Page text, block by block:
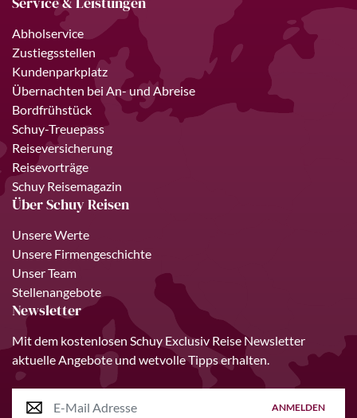
Abholservice
Zustiegsstellen
Kundenparkplatz
Übernachten bei An- und Abreise
Bordfrühstück
Schuy-Treuepass
Reiseversicherung
Reisevorträge
Schuy Reisemagazin
Über Schuy Reisen
Unsere Werte
Unsere Firmengeschichte
Unser Team
Stellenangebote
Newsletter
Mit dem kostenlosen Schuy Exclusiv Reise Newsletter
aktuelle Angebote und wetvolle Tipps erhalten.
ANMELDEN